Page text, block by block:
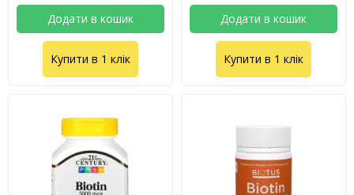
Додати в кошик
Купити в 1 клік
Додати в кошик
Купити в 1 клік